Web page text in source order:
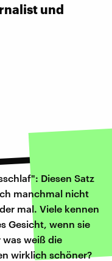
und
Diesen Satz
manchmal nicht
mal. Viele kennen
Gesicht, wenn sie
weiß die
wirklich schöner?